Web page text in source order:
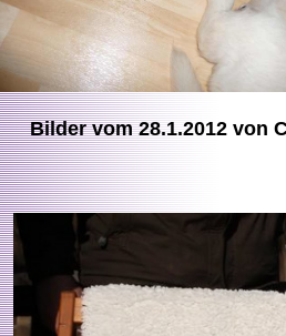
Bilder vom 28.1.2012 von